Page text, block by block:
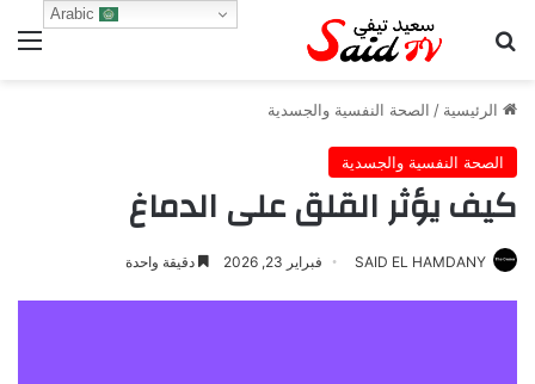
بحث عن
الرئيسية / الصحة النفسية والجسدية
الصحة النفسية والجسدية
كيف يؤثر القلق على الدماغ
SAID EL HAMDANY فبراير 23, 2026 دقيقة واحدة